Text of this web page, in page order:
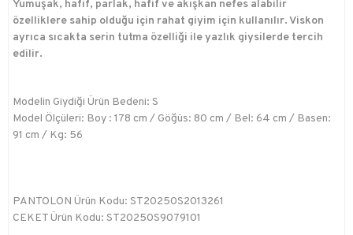
Yumuşak, hafif, parlak, hafif ve akışkan nefes alabilir
özelliklere sahip olduğu için rahat giyim için kullanılır. Viskon
ayrıca sıcakta serin tutma özelliği ile yazlık giysilerde tercih
edilir.
Modelin Giydiği Ürün Bedeni: S
Model Ölçüleri: Boy : 178 cm / Göğüs: 80 cm / Bel: 64 cm / Basen:
91 cm / Kg: 56
PANTOLON Ürün Kodu: ST20250S2013261
CEKET Ürün Kodu: ST20250S9079101